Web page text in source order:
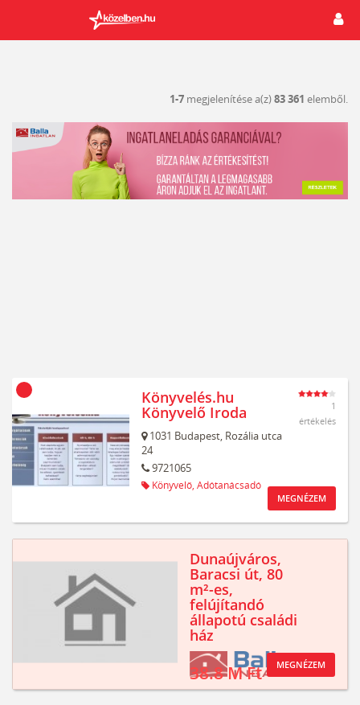
1-7 megjelenítése a(z)83 361 elemből.
Könyvelés.hu
Könyvelő Iroda
1031 Budapest, Rozália utca
24
9721065
Könyvelő, Adótanácsadó
1
értékelés
MEGNÉZEM
Dunaújváros,
Baracsi út, 80
m²-es,
felújítandó
állapotú családi
ház
38.8 M Ft MEGNÉZEM